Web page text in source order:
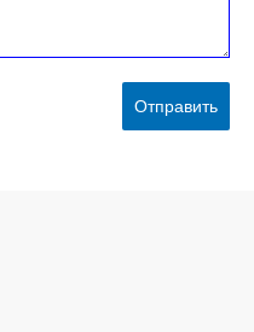
Отправить